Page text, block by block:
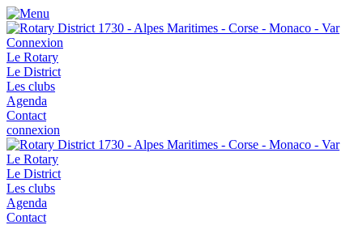
Connexion
Le Rotary
Le District
Les clubs
Agenda
Contact
connexion
Le Rotary
Le District
Les clubs
Agenda
Contact